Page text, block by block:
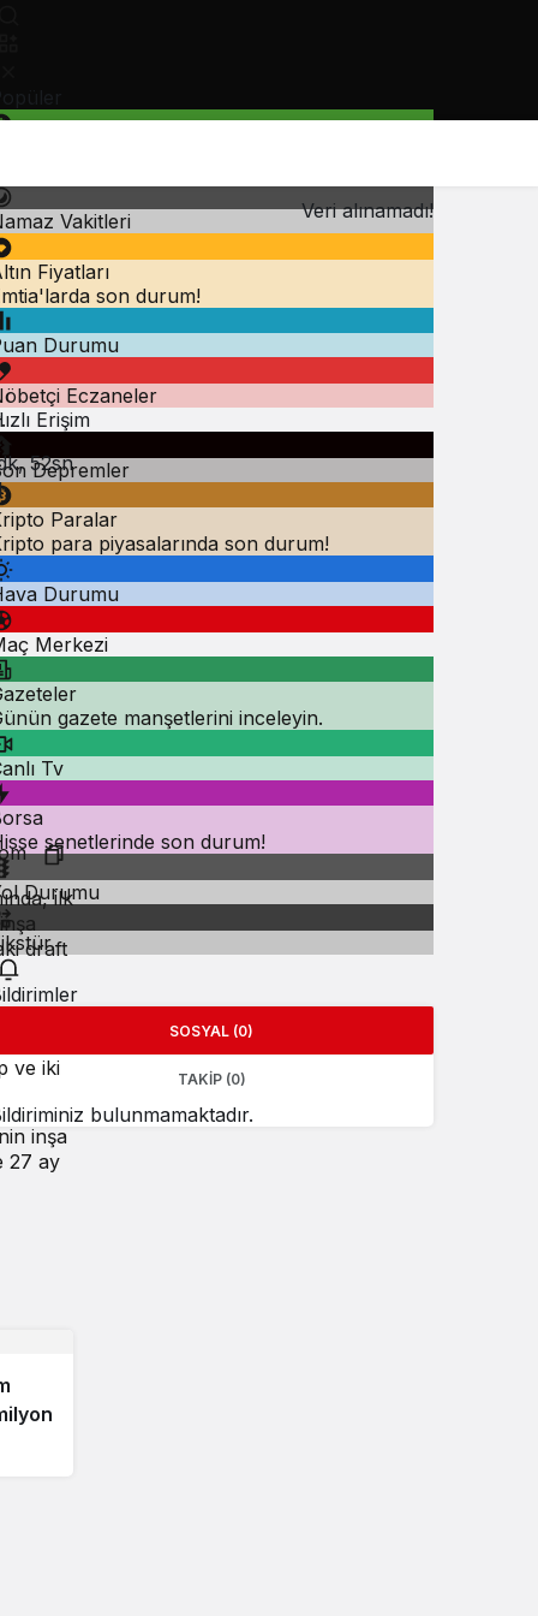
Vakitleri
Fiyatları
son durum!
Durumu
Eczaneler
Erişim
Depremler
Paralar
para piyasalarında son durum!
Durumu
Merkezi
gazete manşetlerini inceleyin.
Tv
senetlerinde son durum!
Durumu
SOSYAL (0)
TAKIP (0)
bulunmamaktadır.
Veri alınamadı!
52sn
ilk
draft
ve iki
inşa
27 ay